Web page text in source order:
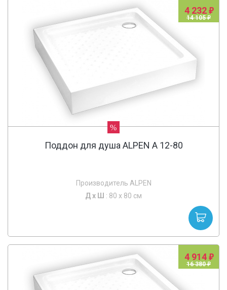
4 232
14 105
%
Поддон для душа ALPEN A 12-80
Производитель ALPEN
Д х Ш : 80 x 80 см
4 914
16 380